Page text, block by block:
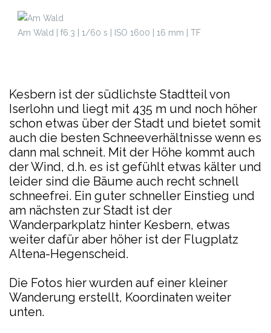
Am Wald | f6.3 | 1/60 s | ISO 1600 | 16 mm | TF
Kesbern ist der südlichste Stadtteil von
Iserlohn und liegt mit 435 m und noch höher
schon etwas über der Stadt und bietet somit
auch die besten Schneeverhältnisse wenn es
dann mal schneit. Mit der Höhe kommt auch
der Wind, d.h. es ist gefühlt etwas kälter und
leider sind die Bäume auch recht schnell
schneefrei. Ein guter schneller Einstieg und
am nächsten zur Stadt ist der
Wanderparkplatz hinter Kesbern, etwas
weiter dafür aber höher ist der Flugplatz
Altena-Hegenscheid.
Die Fotos hier wurden auf einer kleiner
Wanderung erstellt, Koordinaten weiter
unten.